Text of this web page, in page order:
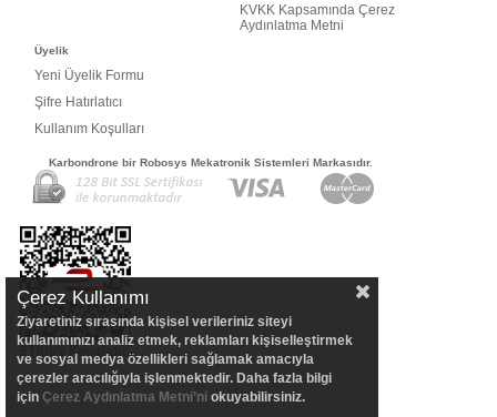
KVKK Kapsamında Çerez
Aydınlatma Metni
Üyelik
Yeni Üyelik Formu
Şifre Hatırlatıcı
Kullanım Koşulları
Karbondrone bir Robosys Mekatronik Sistemleri Markasıdır.
Çerez Kullanımı
Ziyaretiniz sırasında kişisel verileriniz siteyi
kullanımınızı analiz etmek, reklamları kişiselleştirmek
ve sosyal medya özellikleri sağlamak amacıyla
çerezler aracılığıyla işlenmektedir. Daha fazla bilgi
için Çerez Aydınlatma Metni’ni okuyabilirsiniz.